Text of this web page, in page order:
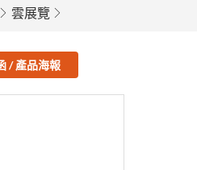
雲展覽
/ 產品海報